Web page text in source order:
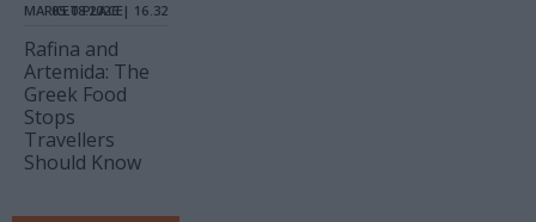
MARKET PLACE
05.08.2026 | 16.32
Rafina and
Artemida: The
Greek Food
Stops
Travellers
Should Know